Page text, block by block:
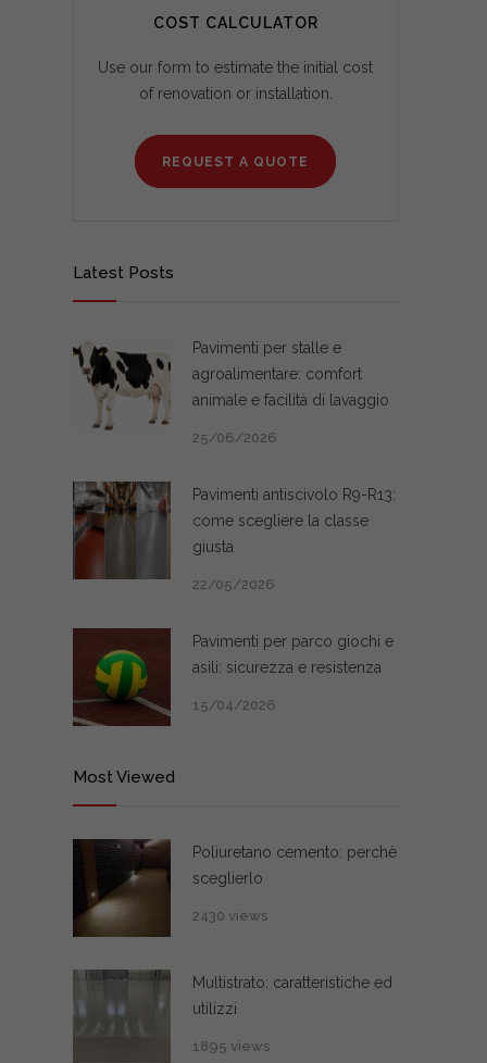
COST CALCULATOR
Use our form to estimate the initial cost
of renovation or installation.
REQUEST A QUOTE
Latest Posts
Pavimenti per stalle e
agroalimentare: comfort
animale e facilità di lavaggio
25/06/2026
Pavimenti antiscivolo R9-R13:
come scegliere la classe
giusta
22/05/2026
Pavimenti per parco giochi e
asili: sicurezza e resistenza
15/04/2026
Most Viewed
Poliuretano cemento: perchè
sceglierlo
2430 views
Multistrato: caratteristiche ed
utilizzi
1895 views